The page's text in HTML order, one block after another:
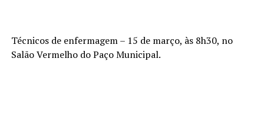
Técnicos de enfermagem – 15 de março, às 8h30, no
Salão Vermelho do Paço Municipal.